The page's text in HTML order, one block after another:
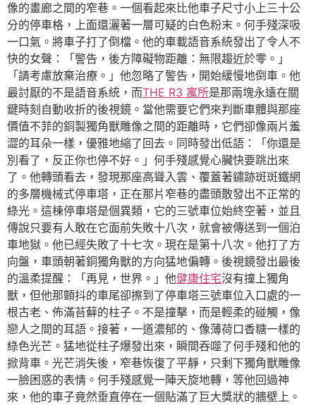
像的畫廊之間的窄巷。一個看起來比他車子尺寸小上三十公
分的停車格，上面還灑著一層可疑的白色粉末。何手殘深吸
一口氣。將車子打了倒檔。他的車載語音系統發出了令人不
快的女聲：「警告，後方障礙物距離：無限趨近於零。」
「請考慮放棄治療。」他忽略了警告，開始緩慢地倒車。他
最討厭的不是語音系統，而THE R3 寓所是那兩塊永遠在關
鍵時刻自動收折的後視鏡。當他需要它們來判斷車體與那座
價值不菲的銅製獨角獸雕像之間的距離時，它們卻像兩片羞
澀的耳朵一樣，優雅地縮了回去。同時發出低語：「你還是
別看了，反正你也停不好。」何手殘感覺心臟快要跳出來
了。他轉頭看去，發現那座高聳入雲、覆蓋著鏽跡斑斑鐵網
的多層機械式停車塔，正在那片窄巷的盡頭散發出不正常的
綠光。這棟停車塔是個異類，它的三號車位始終空著，並且
傳說只要有人敢在它面前失敗十八次，就會被傳送到一個泊
車地獄。他已經失敗了十七次。現在是第十八次。他打了方
向盤，車頭朝著銅獨角獸的方向猛地偏轉。後視鏡發出最後
的溫柔提醒：「再見，世界。」他健康住宅沒有撞上獨角
獸，但他那顫抖的車尾卻擦到了停車塔三號車位入口處的一
根古老、佈滿苔蘚的柱子。不是撞擊，而是輕柔的碰觸，像
戀人之間的耳語。接著，一道濃郁的、像薄荷口香糖一樣的
綠色光芒。猛地從柱子爆發出來，瞬間吞噬了何手殘和他的
掀背車。光芒消失後，窄巷恢復了平靜，只剩下獨角獸雕像
一臉困惑的表情。何手殘感覺一陣天旋地轉，等他回過神
來，他的車子竟然垂直停在一個貼滿了巨大獎狀的牆壁上。